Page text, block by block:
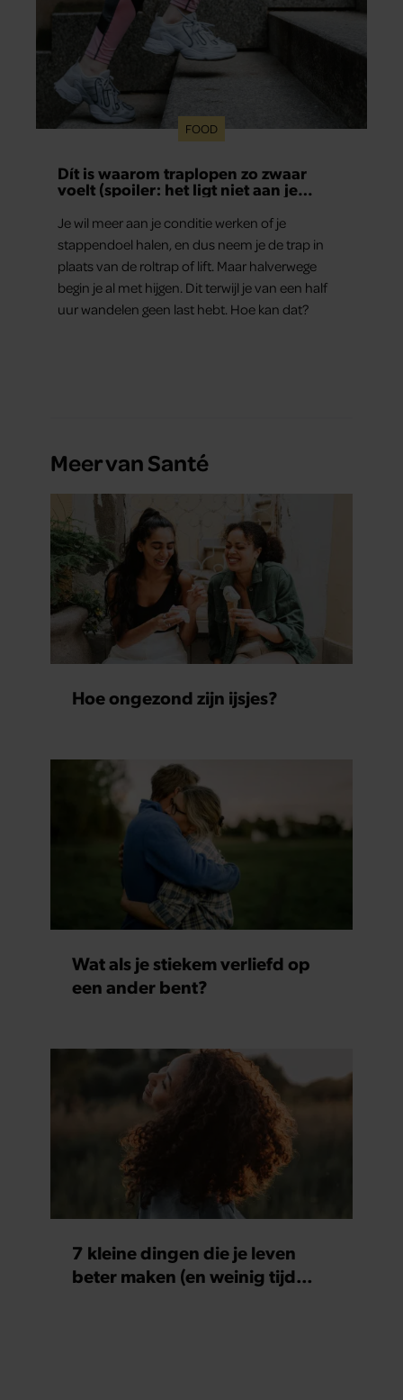
FOOD
Dít is waarom traplopen zo zwaar
voelt (spoiler: het ligt niet aan je
Je wil meer aan je conditie werken of je
stappendoel halen, en dus neem je de trap in
plaats van de roltrap of lift. Maar halverwege
begin je al met hijgen. Dit terwijl je van een half
uur wandelen geen last hebt. Hoe kan dat?
Meer van Santé
Hoe ongezond zijn ijsjes?
Wat als je stiekem verliefd op
een ander bent?
7 kleine dingen die je leven
beter maken (en weinig tijd